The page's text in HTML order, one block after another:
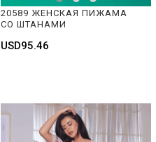
20589 ЖЕНСКАЯ ПИЖАМА
СО ШТАНАМИ
USD95.46